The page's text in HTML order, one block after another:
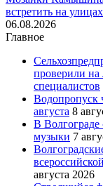
встретить на
06.08.2026
Главное
проверили на
специалистов
Водопропуск
августа 8
В Волгограде
музыки 7
августа 2026